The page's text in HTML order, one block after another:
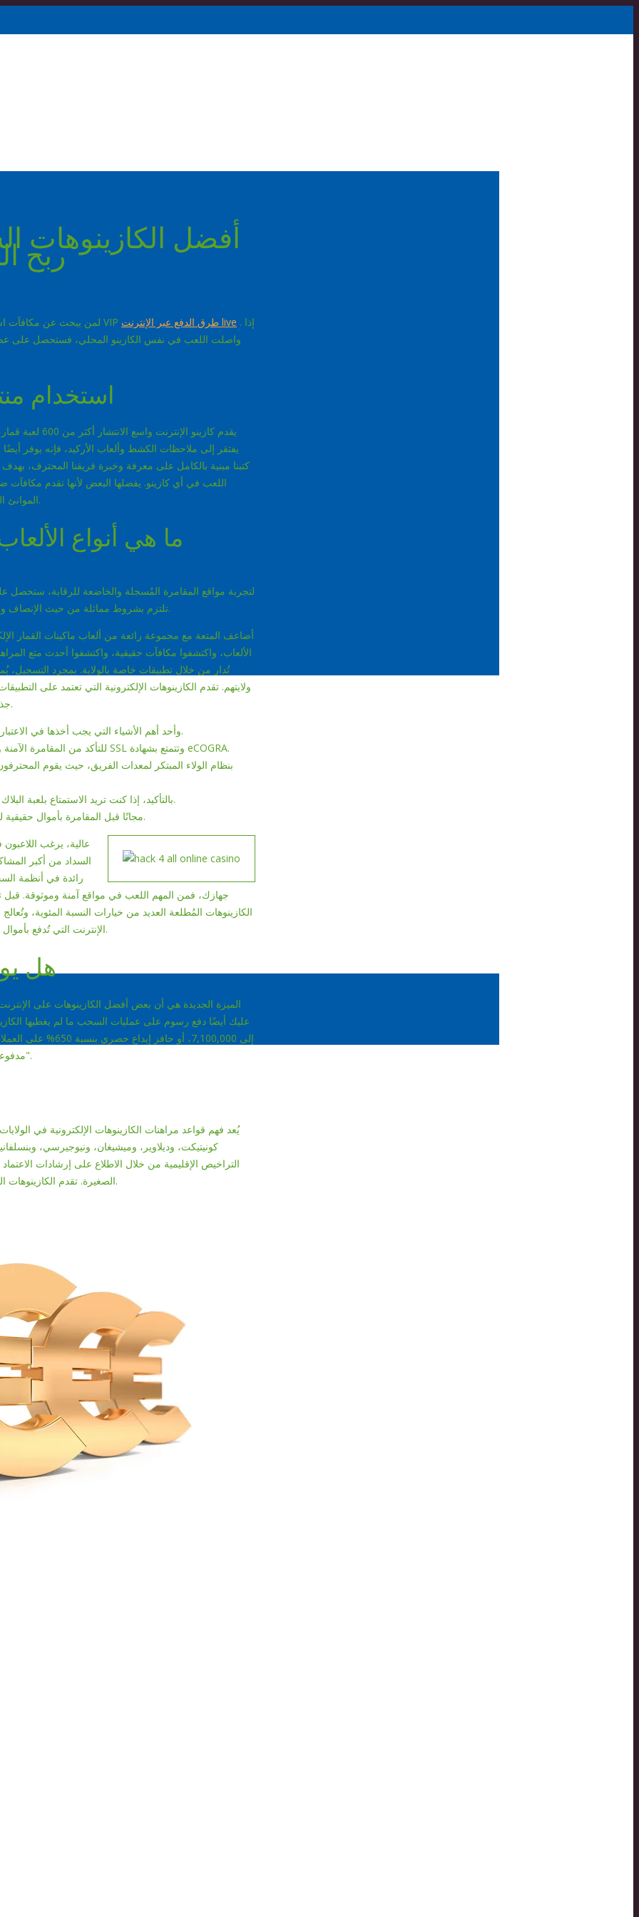
أفضل الكازينوهات
ربح
لمن يبحث عن مكافآت استرداد نقدي، يُنصح بالاشتراك في كازينو إلكتروني يقدم خدمة عملاء أو برنامج VIP
طرق الدفع عبر الإنترنت live . إذا
واصلت اللعب في نفس الكازينو المحلي، فستحصل على
استخدام
يقدم كازينو
يفتقر إلى ملاحظات الكشط وألعاب الأركيد، فإنه يوفر
كتبنا مبنية بالكامل على معرفة وخبرة فريقنا المحترف،
اللعب في أي كازينو. يفضلها البعض لأنها تقدم مكافآت
الموانئ التجربة لأنها ممتعة، وهي من أكثر ألعاب الكازينو أمانًا التي يمكن للطلاب تعلمها.
ما هي أنواع
لتجربة مواقع المقامرة المُسجلة والخاضعة للرقابة، ستحصل
تلتزم بشروط مماثلة من حيث الإنصاف والشفافية. تعرف على معايير الرهان، وقيود الألعاب، وقيود الحد الأقصى للرهان.
الألعاب، واكتشفوا مكافآت حقيقية، واكتشفوا أحدث متع
تُدار من خلال تطبيقات خاصة بالولاية. بمجرد التسجيل،
ولايتهم. تقدم الكازينوهات الإلكترونية التي تعتمد على
جذاب، ويضم مكتبة ألعاب متنوعة تضم 1800 لعبة كازينو إلكترونية من 31 شركة.
وأحد أهم الأشياء التي يجب أخذها في الاعتبار هو مدى مصداقية الكازينوهات عبر الإنترنت التي تتعامل بأموال حقيقية.
للتأكد من المقامرة الآمنة والسليمة عبر الإنترنت، راجع الكازينوهات المسجلة التي تستخدم تشفير SSL وتتمتع بشهادة eCOGRA.
بالتأكيد، إذا كنت تريد الاستمتاع بلعبة البلاك جاك مقابل أموال حقيقية، تأكد من أنك تغلبت على اللعبة عبر الإنترنت.
بالتأكيد، يمكنك تجربة لعبة الفيديو من كازينو Eatery مجانًا قبل المقامرة بأموال حقيقية لتعلم أحدث الآليات.
رائدة في أنظمة
جهازك، فمن المهم اللعب في مواقع آمنة وموثوقة. قبل
الكازينوهات المُطلعة العديد من خيارات النسبة المئوية،
الإنترنت التي تُدفع بأموال حقيقية، تُتيح أيضًا للمبتدئين فرصة الفوز في جميع ألعابها دون الحاجة إلى إيداع.
هل
الميزة الجديدة هي أن بعض أفضل الكازينوهات على
إلى 7,100,000، أو
مدفوعات يوم الدفع، و"هوس الدورات المجانية" بنسبة 100%، و"جنون منتصف اليوم".
يُعد فهم قواعد مراهنات الكازينوهات الإلكترونية في
كونيتيكت، وديلاوير، وميشيغان، ونيوجيرسي،
التراخيص الإقليمية من خلال الاطلاع على إرشادات
الصغيرة. تقدم الكازينوهات القانونية طرقًا مختلفة للإيداع والسحب، مع التركيز على أمان المعاملات وقيمتها.